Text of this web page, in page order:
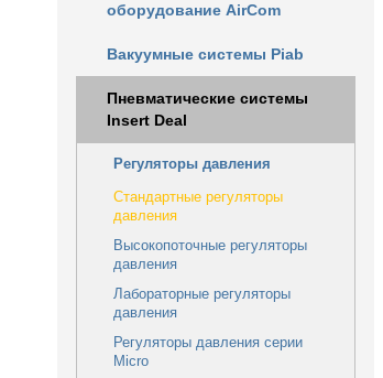
оборудование AirCom
Вакуумные системы Piab
Пневматические системы
Insert Deal
Регуляторы давления
Стандартные регуляторы
давления
Высокопоточные регуляторы
давления
Лабораторные регуляторы
давления
Регуляторы давления серии
Micro